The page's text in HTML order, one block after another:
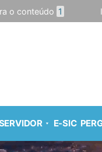
o conteúdo 1
E-SIC